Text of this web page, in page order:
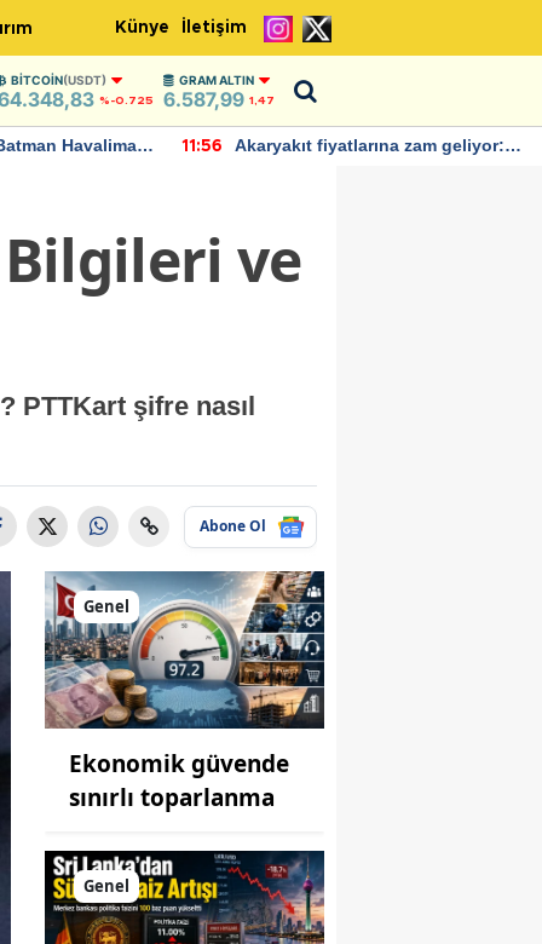
Künye İletişim
BITCOIN(USDT)
%-0.725
GRAM ALTIN
6.587,99 1,47
Havalimanı
11:56
Akaryakıt fiyatlarına zam geliyor:
ve
PTTKart şifre nasıl
Abone Ol
Genel
Ekonomik güvende
sınırlı toparlanma
Genel